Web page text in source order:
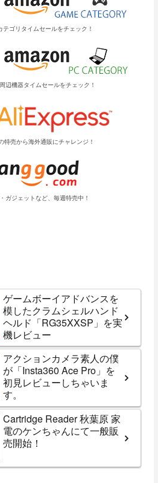
テゴリタイムセールをチェック！
辺機器タイムセールをチェック！
特売から海外通販にチャレンジ！
ガジェットなど、毎週特売中！
ゲームボーイアドバンスを
模したクラムシェルハンド
ヘルド「RG35XXSP」を実
機レビュー
アクションカメラ素人の僕
が「Insta360 Ace Pro」を
初見レビューしちゃいま
す。
Cartridge Reader 秋葉原 家
電のケンちゃんにて一般販
売開始！